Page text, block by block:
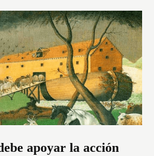
apoyar la acción